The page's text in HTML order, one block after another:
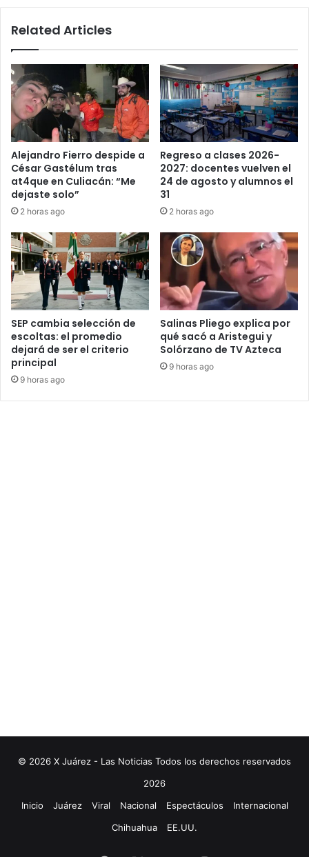
Related Articles
Alejandro Fierro despide a
César Gastélum tras
at4que en Culiacán: “Me
dejaste solo”
2 horas ago
Regreso a clases 2026-
2027: docentes vuelven el
24 de agosto y alumnos el
31
2 horas ago
SEP cambia selección de
escoltas: el promedio
dejará de ser el criterio
principal
9 horas ago
Salinas Pliego explica por
qué sacó a Aristegui y
Solórzano de TV Azteca
9 horas ago
© 2026 X Juárez - Las Noticias Todos los derechos reservados
2026
Inicio
Juárez Viral Nacional Espectáculos
Internacional
Chihuahua
EE.UU.